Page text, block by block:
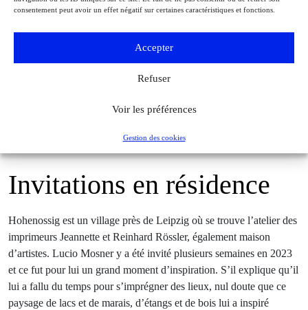
consentement peut avoir un effet négatif sur certaines caractéristiques et fonctions.
Accepter
Refuser
Voir les préférences
Gestion des cookies
Lucio Mosner (né en 1993), Hangar, eau-forte et aquatinte sur cuivre,
Invitations en résidence
Hohenossig est un village près de Leipzig où se trouve l’atelier des
imprimeurs Jeannette et Reinhard Rössler, également maison
d’artistes. Lucio Mosner y a été invité plusieurs semaines en 2023
et ce fut pour lui un grand moment d’inspiration. S’il explique qu’il
lui a fallu du temps pour s’imprégner des lieux, nul doute que ce
paysage de lacs et de marais, d’étangs et de bois lui a inspiré